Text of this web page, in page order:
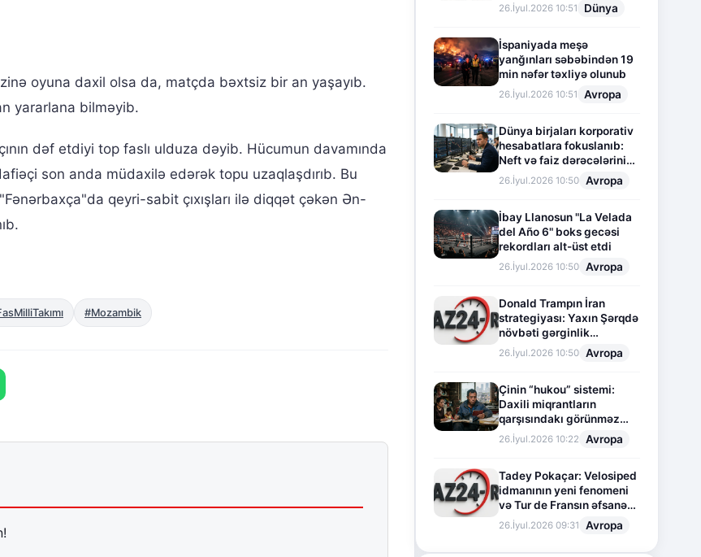
oyuna daxil olsa da, matçda bəxtsiz bir an yaşayıb.
yararlana bilməyib.
dəf etdiyi top faslı ulduza dəyib. Hücumun davamında
son anda müdaxilə edərək topu uzaqlaşdırıb. Bu
qeyri-sabit çıxışları ilə diqqət çəkən Ən-
#Mozambik
26.İyul.2026 10:51 Dünya
İspaniyada meşə
yanğınları səbəbindən 19
min nəfər təxliyə olunub
26.İyul.2026 10:51 Avropa
Dünya birjaları korporativ
hesabatlara fokuslanıb:
Neft və faiz dərəcələrinin
təsiri altında cari vəziyyət
26.İyul.2026 10:50 Avropa
İbay Llanosun "La Velada
del Año 6" boks gecəsi
rekordları alt-üst etdi
26.İyul.2026 10:50 Avropa
Donald Trampın İran
strategiyası: Yaxın Şərqdə
növbəti gərginlik
mərhələsi
26.İyul.2026 10:50 Avropa
Çinin “hukou” sistemi:
Daxili miqrantların
qarşısındakı görünməz
sədd
26.İyul.2026 10:22 Avropa
Tadey Pokaçar: Velosiped
idmanının yeni fenomeni
və Tur de Fransın əfsanəvi
səhifəsi
26.İyul.2026 09:31 Avropa